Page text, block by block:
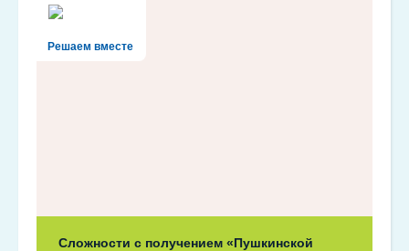
Решаем вместе
Сложности с получением «Пушкинской